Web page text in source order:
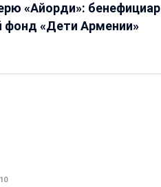
«Айорди»: бенефициар
фонд «Дети Армении»